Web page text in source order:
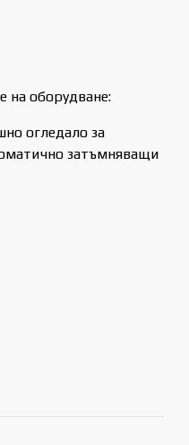
на оборудване:
огледало за
затъмняващи